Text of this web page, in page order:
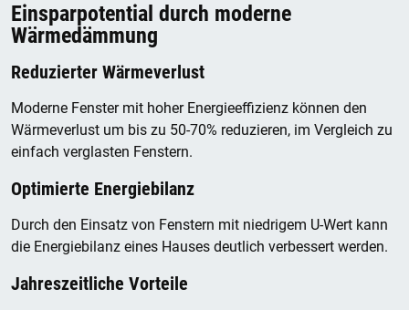
Einsparpotential durch moderne
Wärmedämmung
Reduzierter Wärmeverlust
Moderne Fenster mit hoher Energieeffizienz können den
Wärmeverlust um bis zu 50-70% reduzieren, im Vergleich zu
einfach verglasten Fenstern.
Optimierte Energiebilanz
Durch den Einsatz von Fenstern mit niedrigem U-Wert kann
die Energiebilanz eines Hauses deutlich verbessert werden.
Jahreszeitliche Vorteile